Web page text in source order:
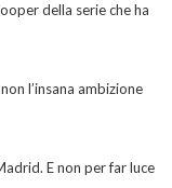
della serie che ha
l’insana ambizione
E non per far luce